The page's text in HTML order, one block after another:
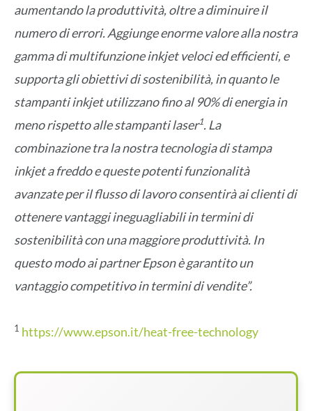
aumentando la produttività, oltre a diminuire il
numero di errori. Aggiunge enorme valore alla nostra
gamma di multifunzione inkjet veloci ed efficienti, e
supporta gli obiettivi di sostenibilità, in quanto le
stampanti inkjet utilizzano fino al 90% di energia in
meno rispetto alle stampanti laser1. La
combinazione tra la nostra tecnologia di stampa
inkjet a freddo e queste potenti funzionalità
avanzate per il flusso di lavoro consentirà ai clienti di
ottenere vantaggi ineguagliabili in termini di
sostenibilità con una maggiore produttività. In
questo modo ai partner Epson è garantito un
vantaggio competitivo in termini di vendite”.
1 https://www.epson.it/heat-free-technology